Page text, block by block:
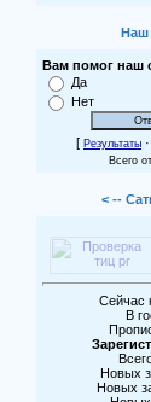
Наш
Вам помог наш
Да
Нет
[ Результаты ·
Всего
< --
Сейчас
В
Новых
Новых